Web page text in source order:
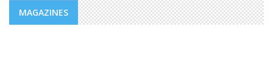
MAGAZINES